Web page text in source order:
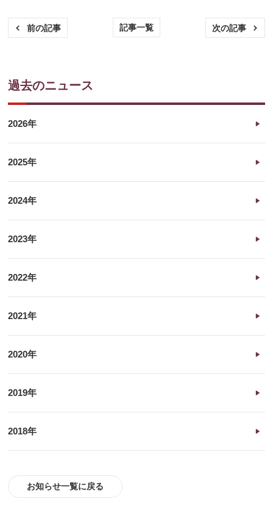
前の記事 記事一覧 次の記事
過去のニュース
2026年
2025年
2024年
2023年
2022年
2021年
2020年
2019年
2018年
お知らせ一覧に戻る